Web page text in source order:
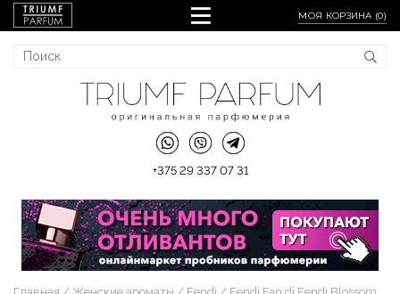
МОЯ КОРЗИНА (0)
+375 29 337 07 31